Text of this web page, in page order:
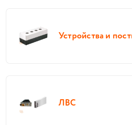
Устройства и
ЛВС